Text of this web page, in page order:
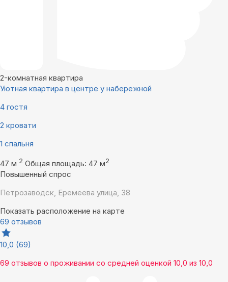
2-комнатная квартира
Уютная квартира в центре у набережной
4 гостя
2 кровати
1 спальня
47 м 2 Общая площадь: 47 м2
Повышенный спрос
Петрозаводск, Еремеева улица, 38
Показать расположение на карте
69 отзывов
10,0 (69)
69 отзывов о проживании со средней оценкой 10,0 из 10,0